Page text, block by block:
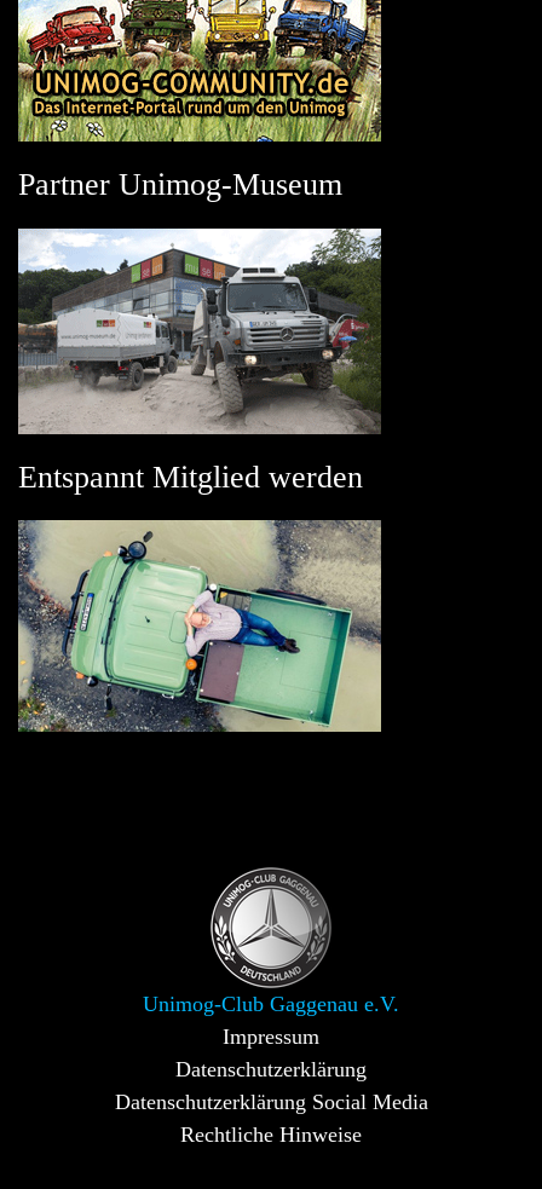
Partner Unimog-Museum
Entspannt Mitglied werden
Unimog-Club Gaggenau e.V.
Impressum
Datenschutzerklärung
Datenschutzerklärung Social Media
Rechtliche Hinweise